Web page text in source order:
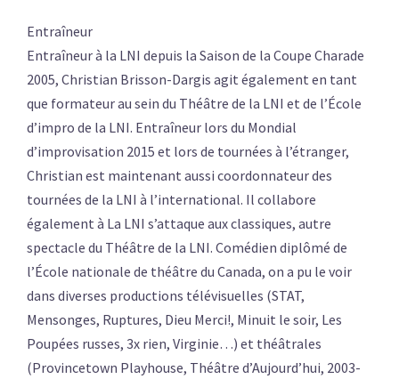
Entraîneur
Entraîneur à la LNI depuis la Saison de la Coupe Charade
2005, Christian Brisson-Dargis agit également en tant
que formateur au sein du Théâtre de la LNI et de l’École
d’impro de la LNI. Entraîneur lors du Mondial
d’improvisation 2015 et lors de tournées à l’étranger,
Christian est maintenant aussi coordonnateur des
tournées de la LNI à l’international. Il collabore
également à La LNI s’attaque aux classiques, autre
spectacle du Théâtre de la LNI. Comédien diplômé de
l’École nationale de théâtre du Canada, on a pu le voir
dans diverses productions télévisuelles (STAT,
Mensonges, Ruptures, Dieu Merci!, Minuit le soir, Les
Poupées russes, 3x rien, Virginie…) et théâtrales
(Provincetown Playhouse, Théâtre d’Aujourd’hui, 2003-